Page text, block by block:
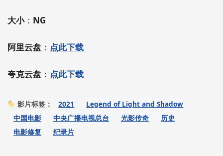
大小： NG
阿里云盘 ： 点此下载
夸克云盘 ： 点此下载
影片标签： 2021
Legend of Light and Shadow
中国电影
中央广播电视总台 光影传奇
历史
电影修复
纪录片